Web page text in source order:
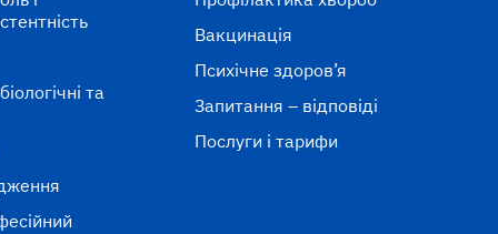
та
Вакцинація
Психічне здоров’я
Запитання – відповіді
Послуги і тарифи